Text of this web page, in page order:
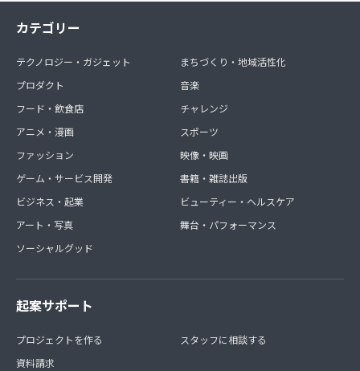
カテゴリー
テクノロジー・ガジェット
プロダクト
フード・飲食店
アニメ・漫画
ファッション
ゲーム・サービス開発
ビジネス・起業
アート・写真
ソーシャルグッド
まちづくり・地域活性化
音楽
チャレンジ
スポーツ
映像・映画
書籍・雑誌出版
ビューティー・ヘルスケア
舞台・パフォーマンス
起案サポート
プロジェクトを作る
資料請求
スタッフに相談する